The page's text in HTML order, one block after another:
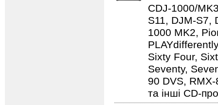
CDJ-1000/
S11, DJM-S7,
1000 MK2,
Sixty Four,
Seventy,
90 DVS,
та інші CD-